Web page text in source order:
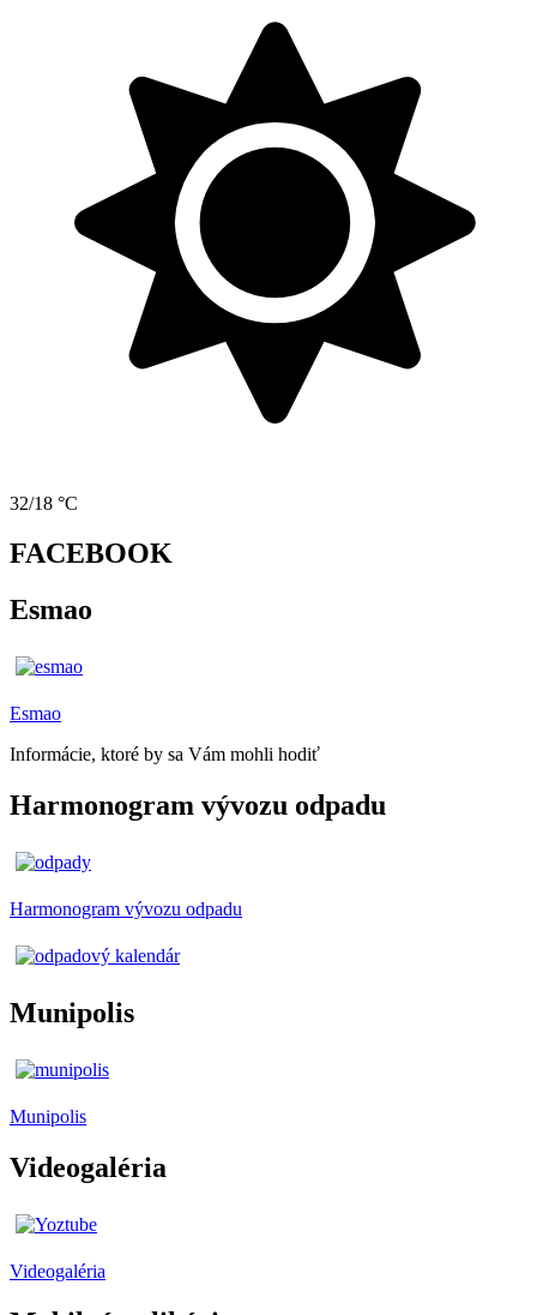
32/18 °C
FACEBOOK
Esmao
Esmao
Informácie, ktoré by sa Vám mohli hodiť
Harmonogram vývozu odpadu
Harmonogram vývozu odpadu
Munipolis
Munipolis
Videogaléria
Videogaléria